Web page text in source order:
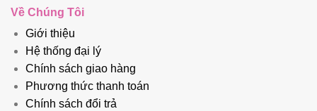
Về Chúng Tôi
Giới thiệu
Hệ thống đại lý
Chính sách giao hàng
Phương thức thanh toán
Chính sách đổi trả